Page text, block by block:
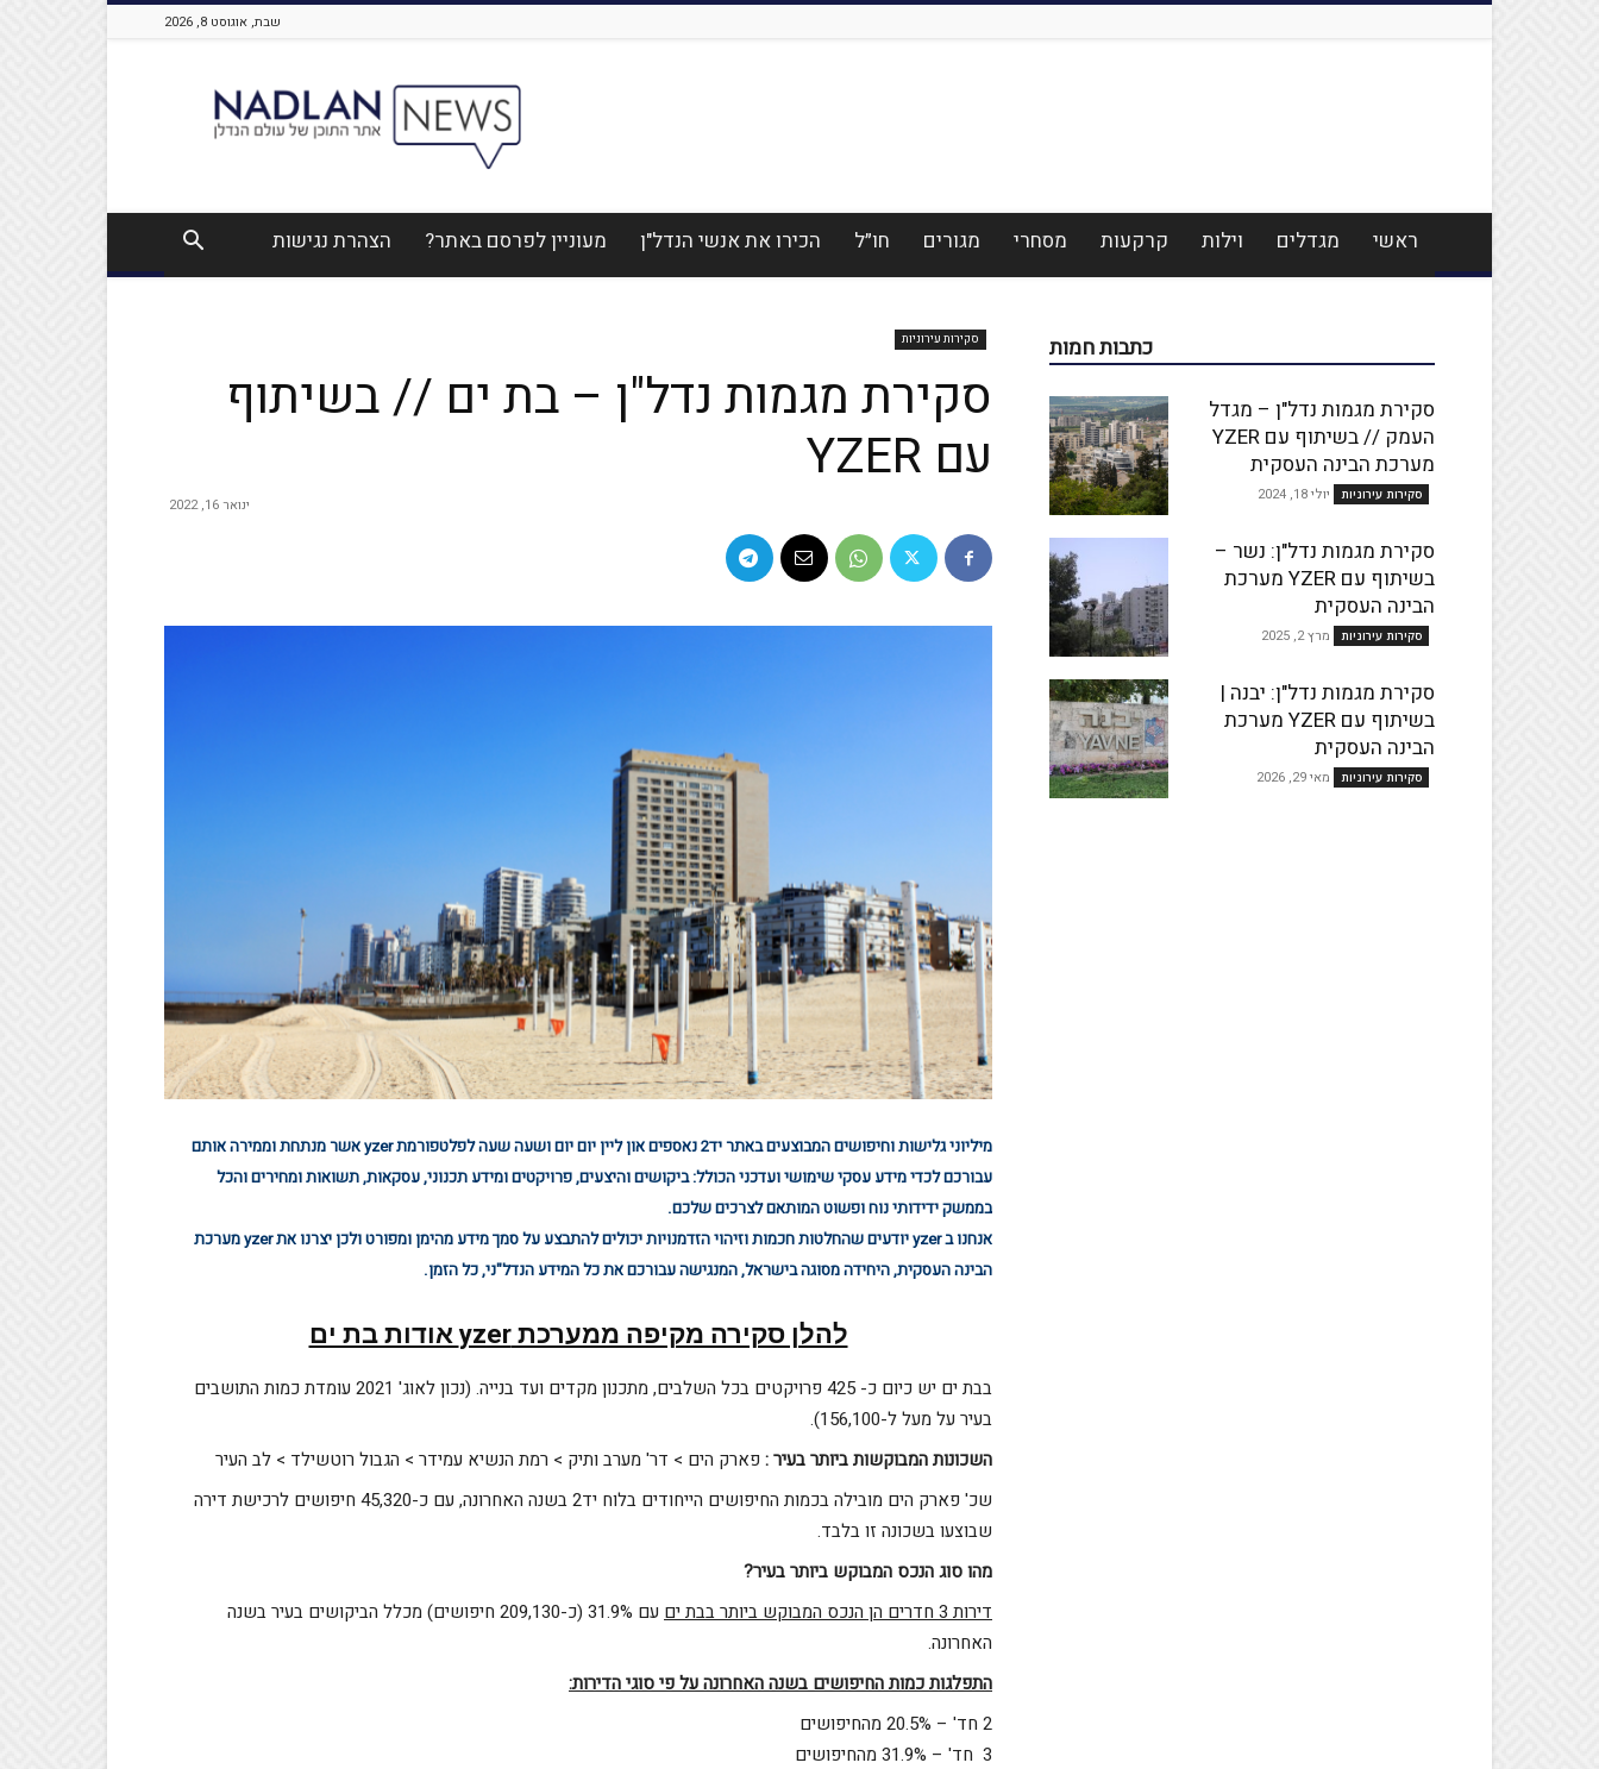
שבת, אוגוסט 8, 2026
Nadlan
News
ראשי מגדלים וילות קרקעות מסחרי מגורים חו״ל הכירו את אנשי הנדל"ן מעוניין לפרסם באתר? הצהרת נגישות
סקירות עירוניות
סקירת מגמות נדל"ן – בת ים // בשיתוף
עם YZER
ינואר 16, 2022
מיליוני גלישות וחיפושים המבוצעים באתר יד2 נאספים און ליין יום יום ושעה שעה לפלטפורמת yzer אשר מנתחת וממירה אותם
עבורכם לכדי מידע עסקי שימושי ועדכני הכולל: ביקושים והיצעים, פרויקטים ומידע תכנוני, עסקאות, תשואות ומחירים והכל
בממשק ידידותי נוח ופשוט המותאם לצרכים שלכם.
אנחנו ב yzer יודעים שהחלטות חכמות וזיהוי הזדמנויות יכולים להתבצע על סמך מידע מהימן ומפורט ולכן יצרנו את yzer מערכת
הבינה העסקית, היחידה מסוגה בישראל, המנגישה עבורכם את כל המידע הנדל"ני, כל הזמן.
להלן סקירה מקיפה ממערכת yzer אודות בת ים
בבת ים יש כיום כ- 425 פרויקטים בכל השלבים, מתכנון מקדים ועד בנייה. (נכון לאוג' 2021 עומדת כמות התושבים
בעיר על מעל ל-156,100).
השכונות המבוקשות ביותר בעיר: פארק הים > דר' מערב ותיק > רמת הנשיא עמידר > הגבול רוטשילד > לב העיר
שכ' פארק הים מובילה בכמות החיפושים הייחודים בלוח יד2 בשנה האחרונה, עם כ-45,320 חיפושים לרכישת דירה
שבוצעו בשכונה זו בלבד.
מהו סוג הנכס המבוקש ביותר בעיר?
דירות 3 חדרים הן הנכס המבוקש ביותר בבת ים
עם 31.9% (כ-209,130 חיפושים) מכלל הביקושים בעיר בשנה
האחרונה.
התפלגות כמות החיפושים בשנה האחרונה על פי סוגי הדירות:
2 חד' – 20.5% מהחיפושים
3 חד' – 31.9% מהחיפושים
כתבות חמות
סקירת מגמות נדל"ן – מגדל
העמק // בשיתוף עם YZER
מערכת הבינה העסקית
סקירות עירוניות יולי 18, 2024
סקירת מגמות נדל"ן: נשר –
בשיתוף עם YZER מערכת
הבינה העסקית
סקירות עירוניות מרץ 2, 2025
סקירת מגמות נדל"ן: יבנה |
בשיתוף עם YZER מערכת
הבינה העסקית
סקירות עירוניות מאי 29, 2026